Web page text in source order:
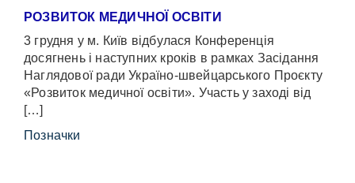
РОЗВИТОК МЕДИЧНОЇ ОСВІТИ
3 грудня у м. Київ відбулася Конференція
досягнень і наступних кроків в рамках Засідання
Наглядової ради Україно-швейцарського Проєкту
«Розвиток медичної освіти». Участь у заході від
[…]
Позначки